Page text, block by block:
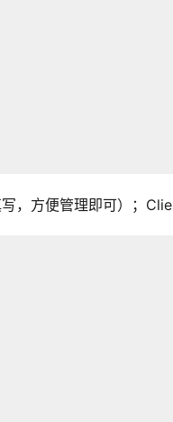
，方便管理即可）；